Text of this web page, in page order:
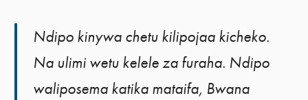
Ndipo kinywa chetu kilipojaa kicheko.
Na ulimi wetu kelele za furaha. Ndipo
waliposema katika mataifa, Bwana